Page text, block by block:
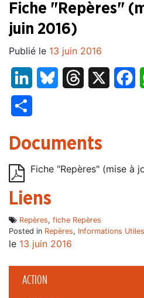
ACTION
Fiche "Repères"
juin 2016)
Publié le 13 juin 2016
LinkedInBluesky Threads
Documents
Fiche "Repères" (mise à
Liens
Repères, fiche Repères
Posted in Repères, Informations Utiles
le 13 juin 2016